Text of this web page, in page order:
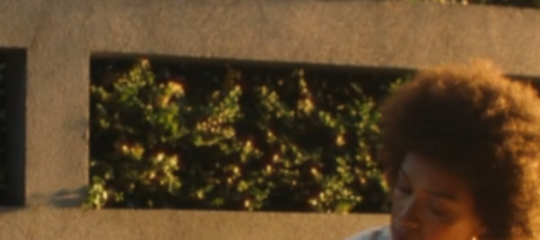
Мои заказы
Мои адреса
Мои подписки
FAQ™ Pure Beauty-Tech Elixir
issa™ Teeth Whitening Set
Français
Italiano
Português
Polski
Svenska
Русский
Türkçe
简体中文 繁體中文